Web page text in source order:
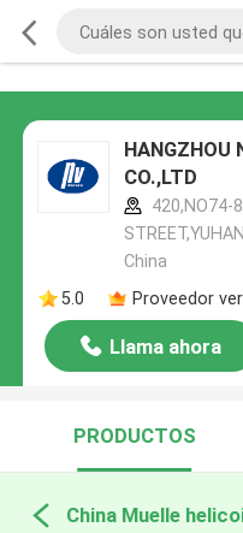
HANGZHOU
CO.,LTD
420,NO74-
China
5.0
Proveedor
Llama ahora
PRODUCTOS
China Muelle